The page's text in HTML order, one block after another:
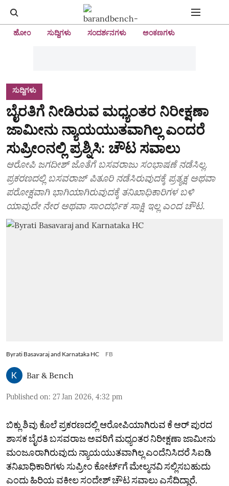
ಹೋಂ ಸುದ್ದಿಗಳು ಸಂದರ್ಶನಗಳು ಅಂಕಣಗಳು
ಸುದ್ದಿಗಳು
ಬೈರತಿಗೆ ನೀಡಿರುವ ಮಧ್ಯಂತರ ನಿರೀಕ್ಷಣಾ
ಜಾಮೀನು ನ್ಯಾಯಯುತವಾಗಿಲ್ಲ ಎಂದರೆ
ಸುಪ್ರೀಂನಲ್ಲಿ ಪ್ರಶ್ನಿಸಿ: ಚೌಟ ಸವಾಲು
ಆರೋಪಿ ಜಗದೀಶ್‌ ಜೊತೆಗೆ ಬಸವರಾಜು ಸಂಭಾಷಣೆ ನಡೆಸಿಲ್ಲ.
ಪ್ರಕರಣದಲ್ಲಿ ಬಸವರಾಜ್‌ ಪಿತೂರಿ ನಡೆಸಿರುವುದಕ್ಕೆ ಪ್ರತ್ಯಕ್ಷ ಅಥವಾ
ಪರೋಕ್ಷವಾಗಿ ಭಾಗಿಯಾಗಿರುವುದಕ್ಕೆ ತನಿಖಾಧಿಕಾರಿಗಳ ಬಳಿ
ಯಾವುದೇ ನೇರ ಅಥವಾ ಸಾಂದರ್ಭಿಕ ಸಾಕ್ಷಿ ಇಲ್ಲ ಎಂದ ಚೌಟ.
Byrati Basavaraj and Karnataka HC FB
Bar & Bench
Published on: 27 Jan 2026, 4:32 pm
ಬಿಕ್ಲು ಶಿವು ಕೊಲೆ ಪ್ರಕರಣದಲ್ಲಿ ಆರೋಪಿಯಾಗಿರುವ ಕೆ ಆರ್‌ ಪುರದ
ಶಾಸಕ ಬೈರತಿ ಬಸವರಾಜ ಅವರಿಗೆ ಮಧ್ಯಂತರ ನಿರೀಕ್ಷಣಾ ಜಾಮೀನು
ಮಂಜೂರಾಗಿರುವುದು ನ್ಯಾಯಯುತವಾಗಿಲ್ಲ ಎಂದೆನಿಸಿದರೆ ಸಿಐಡಿ
ತನಿಖಾಧಿಕಾರಿಗಳು ಸುಪ್ರೀಂ ಕೋರ್ಟ್‌ಗೆ ಮೇಲ್ಮನವಿ ಸಲ್ಲಿಸಬಹುದು
ಎಂದು ಹಿರಿಯ ವಕೀಲ ಸಂದೇಶ್‌ ಚೌಟ ಸವಾಲು ಎಸೆದಿದ್ದಾರೆ.